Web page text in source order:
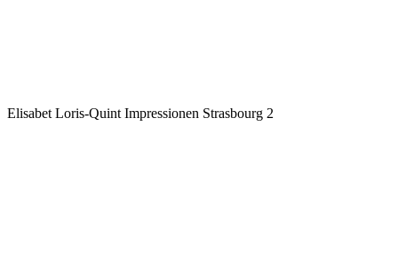
Elisabet Loris-Quint Impressionen Strasbourg 2